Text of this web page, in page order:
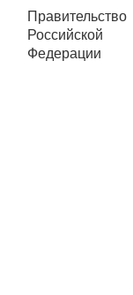
Правительство
Российской
Федерации